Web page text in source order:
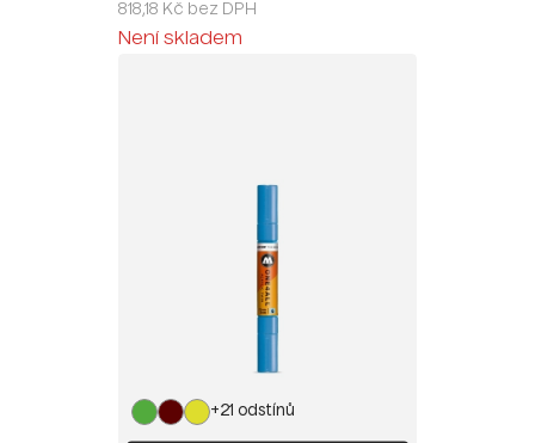
818,18 Kč bez DPH
Není skladem
+21 odstínů